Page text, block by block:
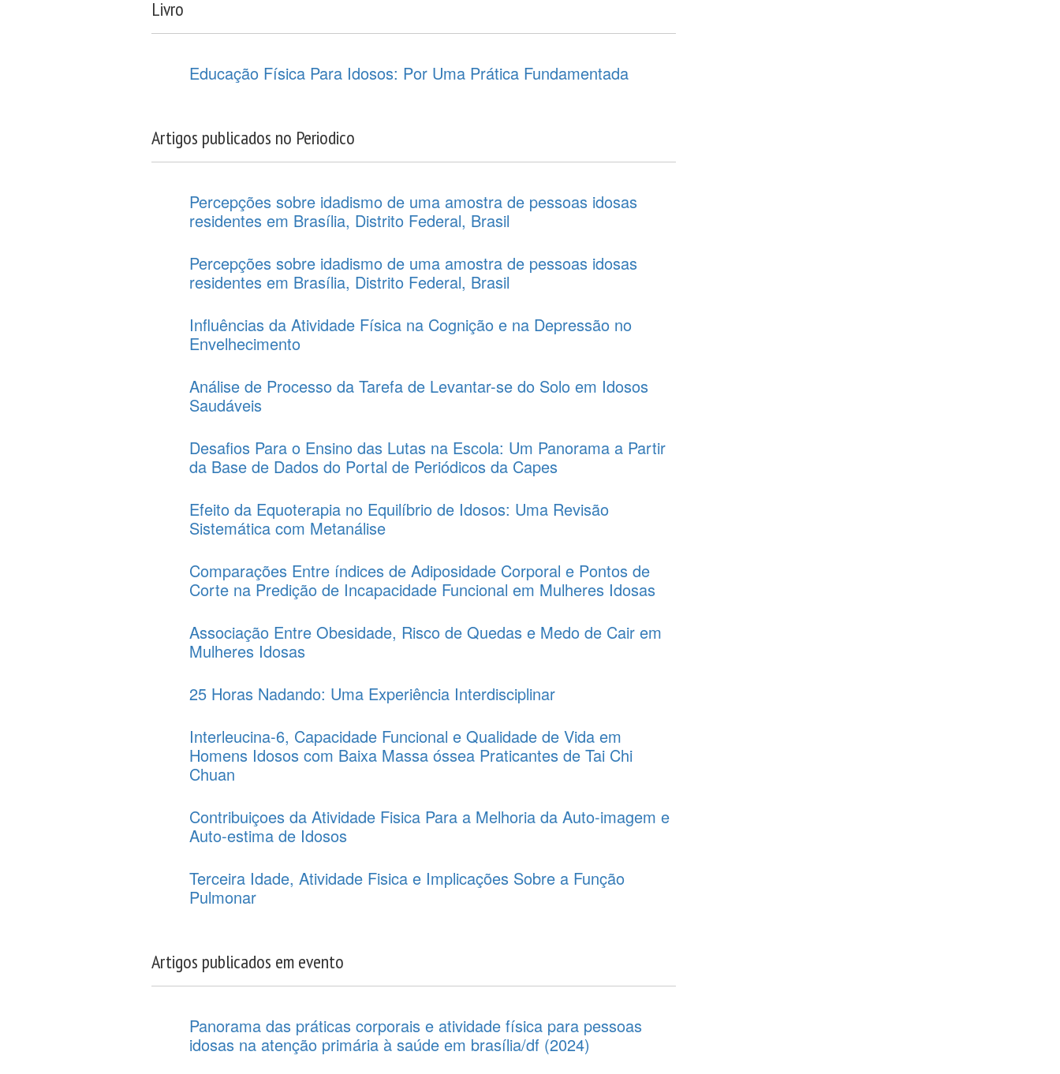
Livro
Educação Física Para Idosos: Por Uma Prática Fundamentada
Artigos publicados no Periodico
Percepções sobre idadismo de uma amostra de pessoas idosas
residentes em Brasília, Distrito Federal, Brasil
Percepções sobre idadismo de uma amostra de pessoas idosas
residentes em Brasília, Distrito Federal, Brasil
Influências da Atividade Física na Cognição e na Depressão no
Envelhecimento
Análise de Processo da Tarefa de Levantar-se do Solo em Idosos
Saudáveis
Desafios Para o Ensino das Lutas na Escola: Um Panorama a Partir
da Base de Dados do Portal de Periódicos da Capes
Efeito da Equoterapia no Equilíbrio de Idosos: Uma Revisão
Sistemática com Metanálise
Comparações Entre índices de Adiposidade Corporal e Pontos de
Corte na Predição de Incapacidade Funcional em Mulheres Idosas
Associação Entre Obesidade, Risco de Quedas e Medo de Cair em
Mulheres Idosas
25 Horas Nadando: Uma Experiência Interdisciplinar
Interleucina-6, Capacidade Funcional e Qualidade de Vida em
Homens Idosos com Baixa Massa óssea Praticantes de Tai Chi
Chuan
Contribuiçoes da Atividade Fisica Para a Melhoria da Auto-imagem e
Auto-estima de Idosos
Terceira Idade, Atividade Fisica e Implicações Sobre a Função
Pulmonar
Artigos publicados em evento
Panorama das práticas corporais e atividade física para pessoas
idosas na atenção primária à saúde em brasília/df (2024)